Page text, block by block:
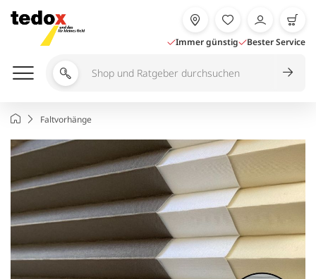
Inhalt
springen
Immer günstig Bester Service
Shop
durchsuchen
StartseiteFaltvorhänge